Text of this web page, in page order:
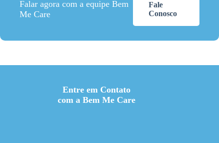
Falar agora com a equipe Bem
Me Care
Fale
Conosco
Entre em Contato
com a Bem Me Care